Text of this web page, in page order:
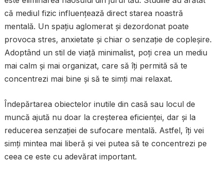
că mediul fizic influențează direct starea noastră
mentală. Un spațiu aglomerat și dezordonat poate
provoca stres, anxietate și chiar o senzație de copleșire.
Adoptând un stil de viață minimalist, poți crea un mediu
mai calm și mai organizat, care să îți permită să te
concentrezi mai bine și să te simți mai relaxat.
Îndepărtarea obiectelor inutile din casă sau locul de
muncă ajută nu doar la creșterea eficienței, dar și la
reducerea senzației de sufocare mentală. Astfel, îți vei
simți mintea mai liberă și vei putea să te concentrezi pe
ceea ce este cu adevărat important.